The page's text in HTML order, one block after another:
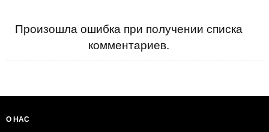
Произошла ошибка при получении списка
комментариев.
О НАС